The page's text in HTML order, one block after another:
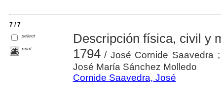
7 / 7
select
print
Descripción física, civil y
1794/ José Cornide Saavedra
José María Sánchez Molledo
Cornide Saavedra, José